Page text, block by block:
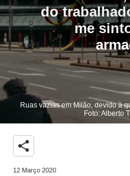
do
me
Ruas vazias em Milão, devido à
Foto: Alberto
share
12 Março 2020